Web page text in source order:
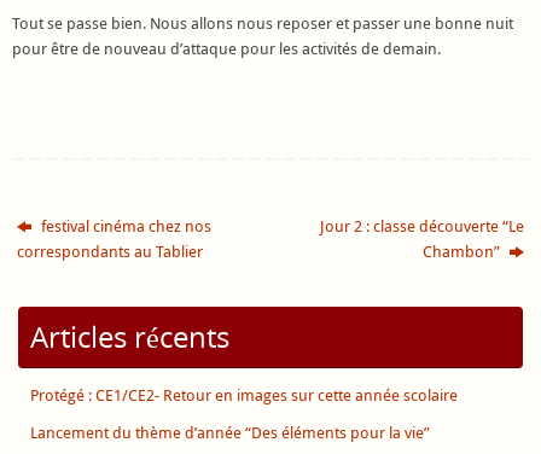
Tout se passe bien. Nous allons nous reposer et passer une bonne nuit
pour être de nouveau d’attaque pour les activités de demain.
festival cinéma chez nos
correspondants au Tablier
Jour 2 : classe découverte “Le
Chambon”
Articles récents
Protégé : CE1/CE2- Retour en images sur cette année scolaire
Lancement du thème d’année “Des éléments pour la vie”